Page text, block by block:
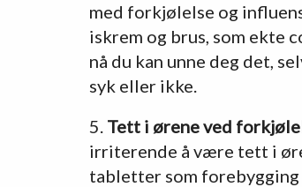
med forkjølelse og
iskrem og brus, som ekte
nå du kan unne deg det,
syk eller ikke.
5. Tett i ørene ved
irriterende å være tett i
tabletter som